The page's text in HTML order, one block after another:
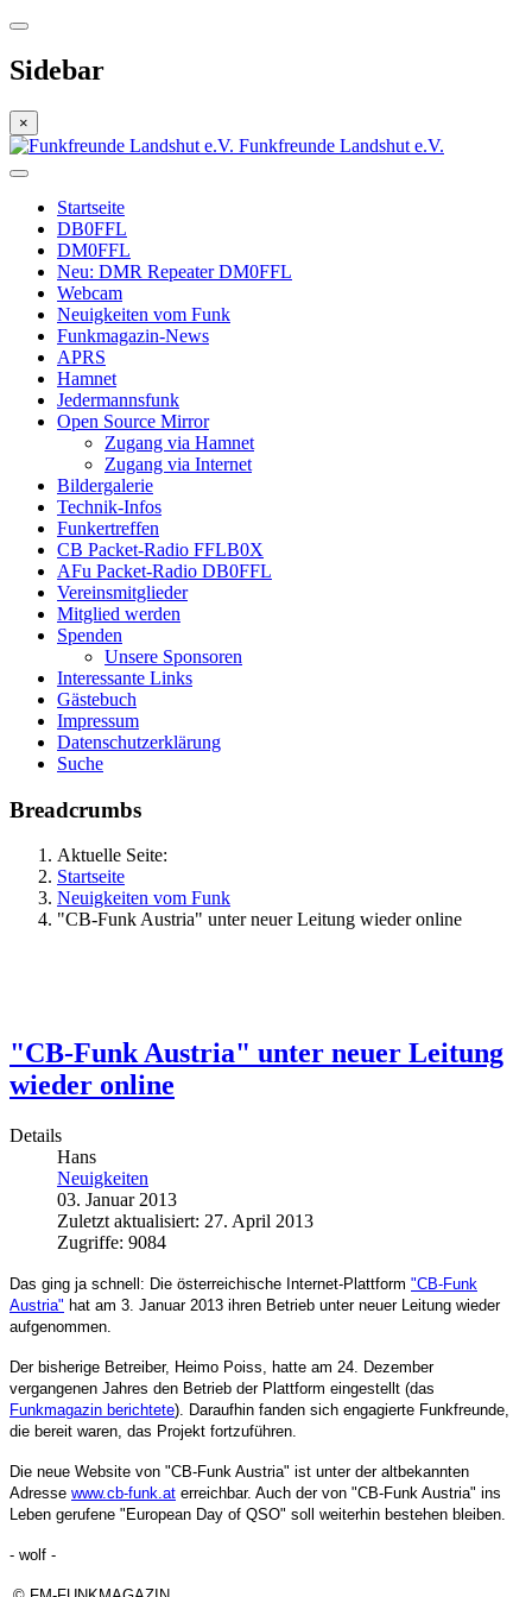
Sidebar
×
Funkfreunde Landshut e.V.
Startseite
DB0FFL
DM0FFL
Neu: DMR Repeater DM0FFL
Webcam
Neuigkeiten vom Funk
Funkmagazin-News
APRS
Hamnet
Jedermannsfunk
Open Source Mirror
Zugang via Hamnet
Zugang via Internet
Bildergalerie
Technik-Infos
Funkertreffen
CB Packet-Radio FFLB0X
AFu Packet-Radio DB0FFL
Vereinsmitglieder
Mitglied werden
Spenden
Unsere Sponsoren
Interessante Links
Gästebuch
Impressum
Datenschutzerklärung
Suche
Breadcrumbs
Aktuelle Seite:
Startseite
Neuigkeiten vom Funk
"CB-Funk Austria" unter neuer Leitung wieder online
"CB-Funk Austria" unter neuer Leitung
wieder online
Details
Hans
Neuigkeiten
03. Januar 2013
Zuletzt aktualisiert: 27. April 2013
Zugriffe: 9084
Das ging ja schnell: Die österreichische Internet-Plattform "CB-Funk
Austria" hat am 3. Januar 2013 ihren Betrieb unter neuer Leitung wieder
aufgenommen.
Der bisherige Betreiber, Heimo Poiss, hatte am 24. Dezember
vergangenen Jahres den Betrieb der Plattform eingestellt (das
Funkmagazin berichtete). Daraufhin fanden sich engagierte Funkfreunde,
die bereit waren, das Projekt fortzuführen.
Die neue Website von "CB-Funk Austria" ist unter der altbekannten
Adresse www.cb-funk.at erreichbar. Auch der von "CB-Funk Austria" ins
Leben gerufene "European Day of QSO" soll weiterhin bestehen bleiben.
- wolf -